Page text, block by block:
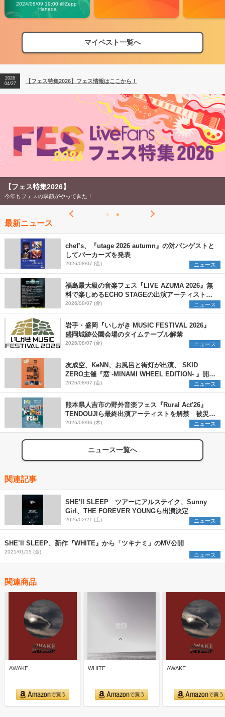
2024/08/09 19:00 @Zepp
Haneda
マイベスト一覧へ
【フェス特集2026】フェス情報はここから！
【ライブ動員ランキング】2026年上半期編発表！
2026
04/27
【フェス特集2026】フェス情報はここから！
2026
【ライブ動員ランキング】2026年上半期編発表！
【フェス特集2026】
今年もフェスの季節がやってきた！
最新ニュース
chef’s、『utage 2026 autumn』の対バンゲストと
してパーカーズを発表
2026/08/07 (金) ニュース
福島最大級の音楽フェス『LIVE AZUMA 2026』無
料で楽しめるECHO STAGEの出演アーティストを
発表
2026/08/07 (金) ニュース
岩手・盛岡『いしがき MUSIC FESTIVAL 2026』
盛岡城跡公園会場のタイムテーブル解禁
2026/08/07 (金) ニュース
友成空、KeNN、お風呂と街灯が出演、 SKID
ZERO主催『窓 -MINAMI WHEEL EDITION- 』開催
決定
2026/08/07 (金) ニュース
熊本県人吉市の野外音楽フェス『Rural Act'26』
TENDOUJIら最終出演アーティストを解禁 被災地
支援プロジェクトの始動も発表
2026/08/06 (木) ニュース
ニュース一覧へ
関連記事
SHE'll SLEEP ツアーにアルステイク、Sunny
Girl、THE FOREVER YOUNGら出演決定
2026/02/21 (土) ニュース
SHE’ll SLEEP、新作『WHITE』から「ツキナミ」のMV公開
2021/01/15 (金) ニュース
関連商品
AWAKE WHITE AWAKE